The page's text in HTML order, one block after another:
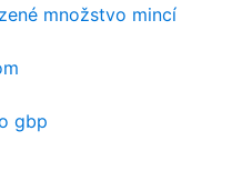
množstvo mincí
gbp